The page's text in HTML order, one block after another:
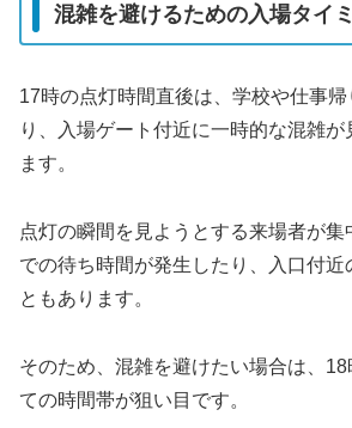
混雑を避けるための入場タイ
17時の点灯時間直後は、学校や仕事帰
り、入場ゲート付近に一時的な混雑が
ます。
点灯の瞬間を見ようとする来場者が集
での待ち時間が発生したり、入口付近
ともあります。
そのため、混雑を避けたい場合は、
ての時間帯が狙い目です。